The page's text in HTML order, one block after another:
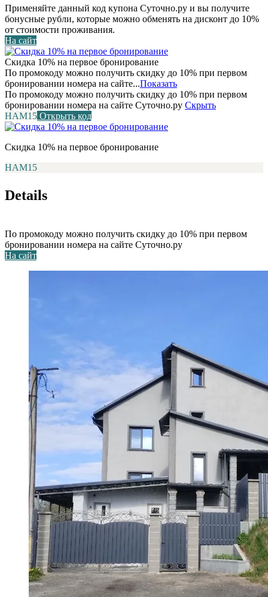
Применяйте данный код купона Суточно.ру и вы получите
бонусные рубли, которые можно обменять на дисконт до 10%
от стоимости проживания.
На сайт
Скидка 10% на первое бронирование
По промокоду можно получить скидку до 10% при первом
бронировании номера на сайте...Показать
По промокоду можно получить скидку до 10% при первом
бронировании номера на сайте Суточно.ру Скрыть
НАМ15 Открыть код
Скидка 10% на первое бронирование
НАМ15
Details
По промокоду можно получить скидку до 10% при первом
бронировании номера на сайте Суточно.ру
На сайт